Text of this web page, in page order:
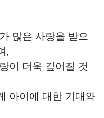
많은 사랑을 받으
,
이 더욱 깊어질 것
아이에 대한 기대와